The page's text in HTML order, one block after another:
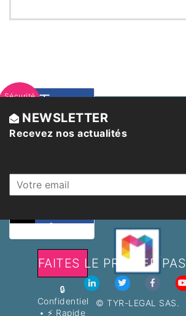
Sécurité Trouvez
l'avocat
qu'il
faut
FAITES LE PREMIER PAS
🔒
Confidentiel
• ⚡ Rapide
NEWSLETTER
Recevez nos actualités
© TYR-LEGAL SAS.